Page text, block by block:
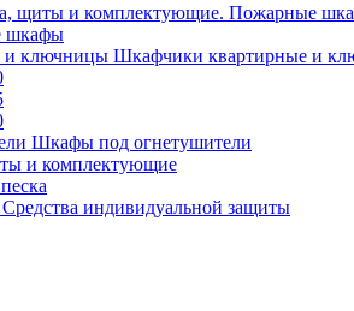
Пожарные
шкафы
Шкафчики квартирные и
Шкафы под огнетушители
и комплектующие
Средства индивидуальной защиты